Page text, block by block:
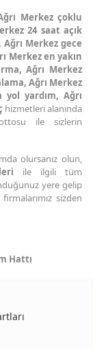
Merkez çoklu
24 saat açık
Merkez gece
Merkez en yakın
Ağrı Merkez
Ağrı Merkez
yardım, Ağrı
hizmetleri alanında
ile sizlerin
olursanız olun,
ile ilgili tüm
yere gelip
sizden
Hattı